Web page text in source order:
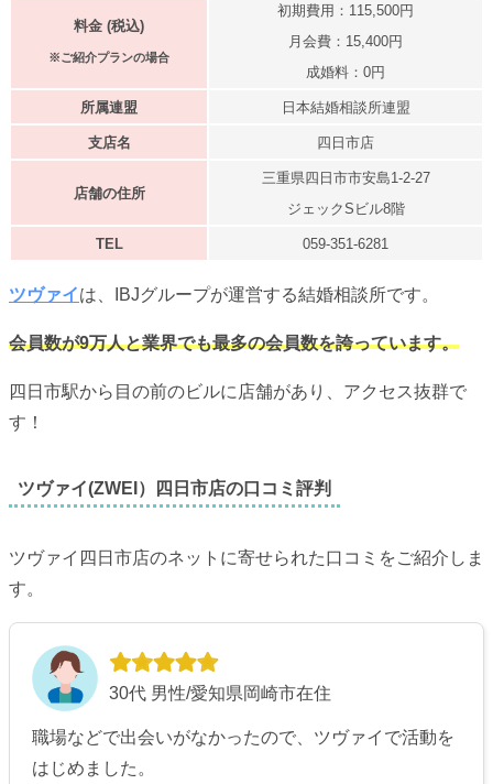
料金 (税込)
※ご紹介プランの場合
初期費用：115,500円
月会費：15,400円
成婚料：0円
所属連盟 日本結婚相談所連盟
支店名 四日市店
店舗の住所
三重県四日市市安島1-2-27
ジェックSビル8階
TEL 059-351-6281
ツヴァイは、IBJグループが運営する結婚相談所です。
会員数が9万人と業界でも最多の会員数を誇っています。
四日市駅から目の前のビルに店舗があり、アクセス抜群で
す！
ツヴァイ(ZWEI）四日市店の口コミ評判
ツヴァイ四日市店のネットに寄せられた口コミをご紹介しま
す。
30代 男性/愛知県岡崎市在住
職場などで出会いがなかったので、ツヴァイで活動を
はじめました。